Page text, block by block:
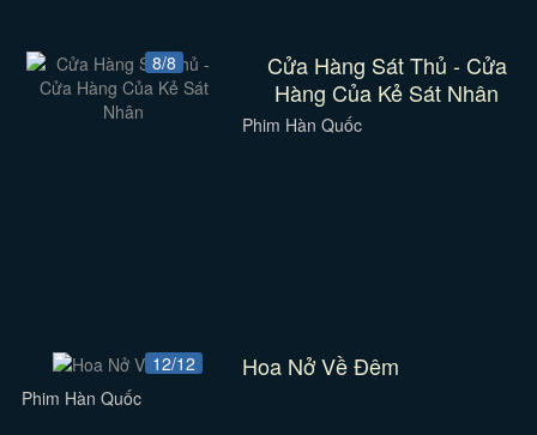
8/8
Cửa Hàng Sát Thủ - Cửa
Hàng Của Kẻ Sát Nhân
Phim Hàn Quốc
12/12 Hoa Nở Về Đêm
Phim Hàn Quốc